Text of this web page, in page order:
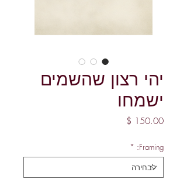
יהי רצון שהשמים
ישמחו
Framing:
*